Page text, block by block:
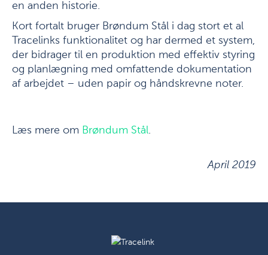
en anden historie.
Kort fortalt bruger Brøndum Stål i dag stort et al
Tracelinks funktionalitet og har dermed et system,
der bidrager til en produktion med effektiv styring
og planlægning med omfattende dokumentation
af arbejdet – uden papir og håndskrevne noter.
Læs mere om Brøndum Stål.
April 2019